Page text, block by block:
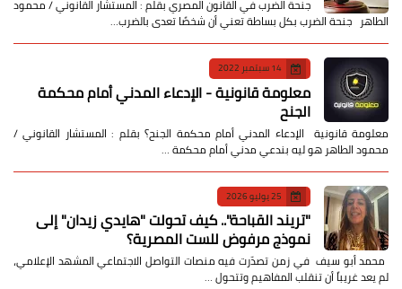
جنحة الضرب في القانون المصري بقلم : المستشار القانوني / محمود
الطاهر جنحة الضرب بكل بساطة تعني أن شخصًا تعدى بالضرب…
14 سبتمبر 2022
معلومة قانونية - الإدعاء المدني أمام محكمة
الجنح
معلومة قانونية الإدعاء المدني أمام محكمة الجنح؟ بقلم : المستشار القانوني /
محمود الطاهر هو ليه بندعي مدني أمام محكمة …
25 يوليو 2026
​"تريند القباحة".. كيف تحولت "هايدي زيدان" إلى
نموذج مرفوض للست المصرية؟
​ محمد أبو سيف ​في زمن تصدّرت فيه منصات التواصل الاجتماعي المشهد الإعلامي،
لم يعد غريباً أن تنقلب المفاهيم وتتحول …